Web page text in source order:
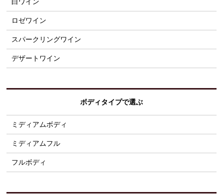
白ワイン
ロゼワイン
スパークリングワイン
デザートワイン
ボディタイプで選ぶ
ミディアムボディ
ミディアムフル
フルボディ